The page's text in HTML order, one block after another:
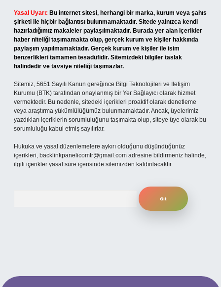
Yasal Uyarı: Bu internet sitesi, herhangi bir marka, kurum veya şahıs
şirketi ile hiçbir bağlantısı bulunmamaktadır. Sitede yalnızca kendi
hazırladığımız makaleler paylaşılmaktadır. Burada yer alan içerikler
haber niteliği taşımamakta olup, gerçek kurum ve kişiler hakkında
paylaşım yapılmamaktadır. Gerçek kurum ve kişiler ile isim
benzerlikleri tamamen tesadüfidir. Sitemizdeki bilgiler taslak
halindedir ve tavsiye niteliği taşımazlar.
Sitemiz, 5651 Sayılı Kanun gereğince Bilgi Teknolojileri ve İletişim
Kurumu (BTK) tarafından onaylanmış bir Yer Sağlayıcı olarak hizmet
vermektedir. Bu nedenle, sitedeki içerikleri proaktif olarak denetleme
veya araştırma yükümlülüğümüz bulunmamaktadır. Ancak, üyelerimiz
yazdıkları içeriklerin sorumluluğunu taşımakta olup, siteye üye olarak bu
sorumluluğu kabul etmiş sayılırlar.
Hukuka ve yasal düzenlemelere aykırı olduğunu düşündüğünüz
içerikleri, backlinkpanelicomtr@gmail.com adresine bildirmeniz halinde,
ilgili içerikler yasal süre içerisinde sitemizden kaldırılacaktır.
adresi